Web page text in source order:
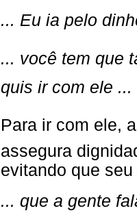
... Eu ia pelo
... você tem
quis ir com ele ...
Para ir com
assegura
evitando que
... que a gente